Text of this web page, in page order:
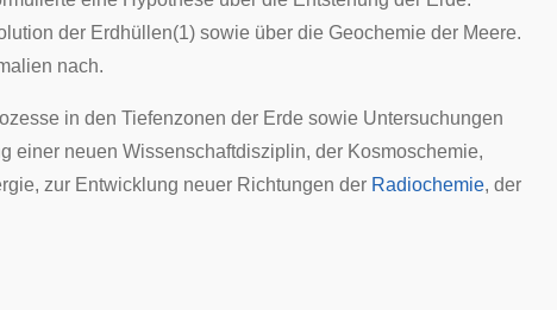
der Erdhüllen(1) sowie über die Geochemie der Meere.
nach.
in den Tiefenzonen der Erde sowie Untersuchungen
einer neuen Wissenschaftdisziplin, der Kosmoschemie,
zur Entwicklung neuer Richtungen der Radiochemie, der